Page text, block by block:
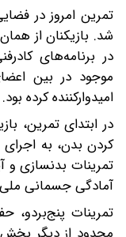
تمرین امروز در
شد. بازیکنان از همان
در برنامه‌های
موجود در بین
امیدوارکننده کرده بود.
در ابتدای تمرین،
کردن بدن، به
تمرینات بدنسازی و
آمادگی جسمانی
تمرینات